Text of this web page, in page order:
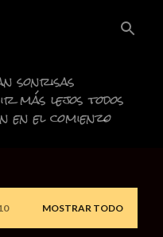
sonrisas
más lejos todos
el comienzo
MOSTRAR TODO